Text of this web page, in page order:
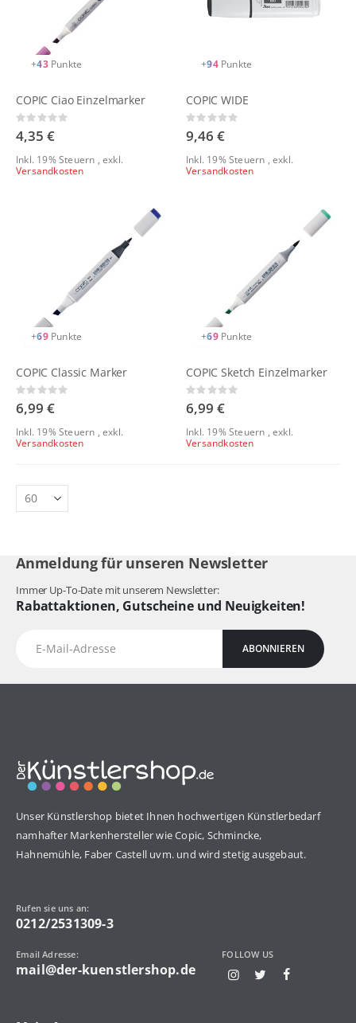
+43 Punkte
COPIC Ciao Einzelmarker
Rating:
0%
4,35 €
Inkl. 19% Steuern ,exkl.
Versandkosten
+94 Punkte
COPIC WIDE
Rating:
0%
9,46 €
Inkl. 19% Steuern ,exkl.
Versandkosten
+69 Punkte
COPIC Classic Marker
Rating:
0%
6,99 €
Inkl. 19% Steuern ,exkl.
Versandkosten
+69 Punkte
COPIC Sketch Einzelmarker
Rating:
0%
6,99 €
Inkl. 19% Steuern ,exkl.
Versandkosten
Anmeldung für unseren Newsletter
Immer Up-To-Date mit unserem Newsletter:
Rabattaktionen, Gutscheine und Neuigkeiten!
ABONNIEREN
Unser Künstlershop bietet Ihnen hochwertigen Künstlerbedarf
namhafter Markenhersteller wie Copic, Schmincke,
Hahnemühle, Faber Castell uvm. und wird stetig ausgebaut.
Rufen sie uns an:
0212/2531309-3
Email Adresse:
mail@der-kuenstlershop.de
FOLLOW US